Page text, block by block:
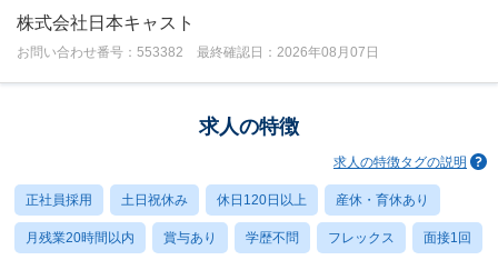
株式会社日本キャスト
お問い合わせ番号：553382 最終確認日：2026年08月07日
求人の特徴
求人の特徴タグの説明
正社員採用 土日祝休み 休日120日以上 産休・育休あり
月残業20時間以内 賞与あり 学歴不問 フレックス 面接1回